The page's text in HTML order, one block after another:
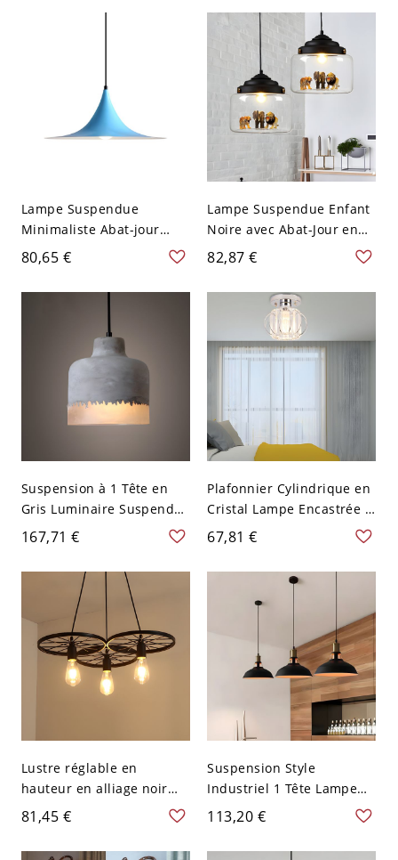
câblage direct électrique -
conique
Lampe Suspendue
Minimaliste Abat-jour
Trompette Bleu Largeur
16" 1 Tête Plafonnier
Métallique
80,65 €
Lampe Suspendue Enfant
Noire avec Abat-Jour en
Verre Pur en Forme de Pot
et Décorations Animaux
82,87 €
Suspension à 1 Tête en
Gris Luminaire Suspendu
Style Moderne Abat-Jour
en Ciment - 110 V-120 V
Gris 17,78 cm
167,71 €
Plafonnier Cylindrique en
Cristal Lampe Encastrée à
1-Ampoule Style
Contemporain avec
Auvent Rond pour Couloir
67,81 €
Lustre réglable en
hauteur en alliage noir
minuit rustique, 3, 110V-
120V, Design 1
81,45 €
Suspension Style
Industriel 1 Tête Lampe
de Plafond Couvercle en
Métal pour Restaurant -
110 V-120 V Noir 27,94 cm
113,20 €